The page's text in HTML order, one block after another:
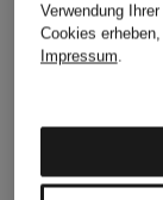
Verwendung
Cookies
Impressum.